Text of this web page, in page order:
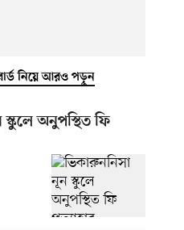
নিয়ে আরও পড়ুন
অনুপস্থিত ফি